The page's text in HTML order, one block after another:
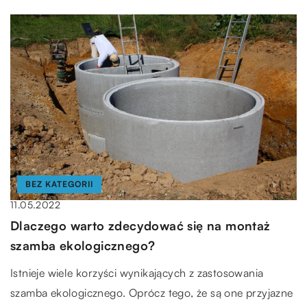
BEZ KATEGORII
11.05.2022
Dlaczego warto zdecydować się na montaż
szamba ekologicznego?
Istnieje wiele korzyści wynikających z zastosowania
szamba ekologicznego. Oprócz tego, że są one przyjazne